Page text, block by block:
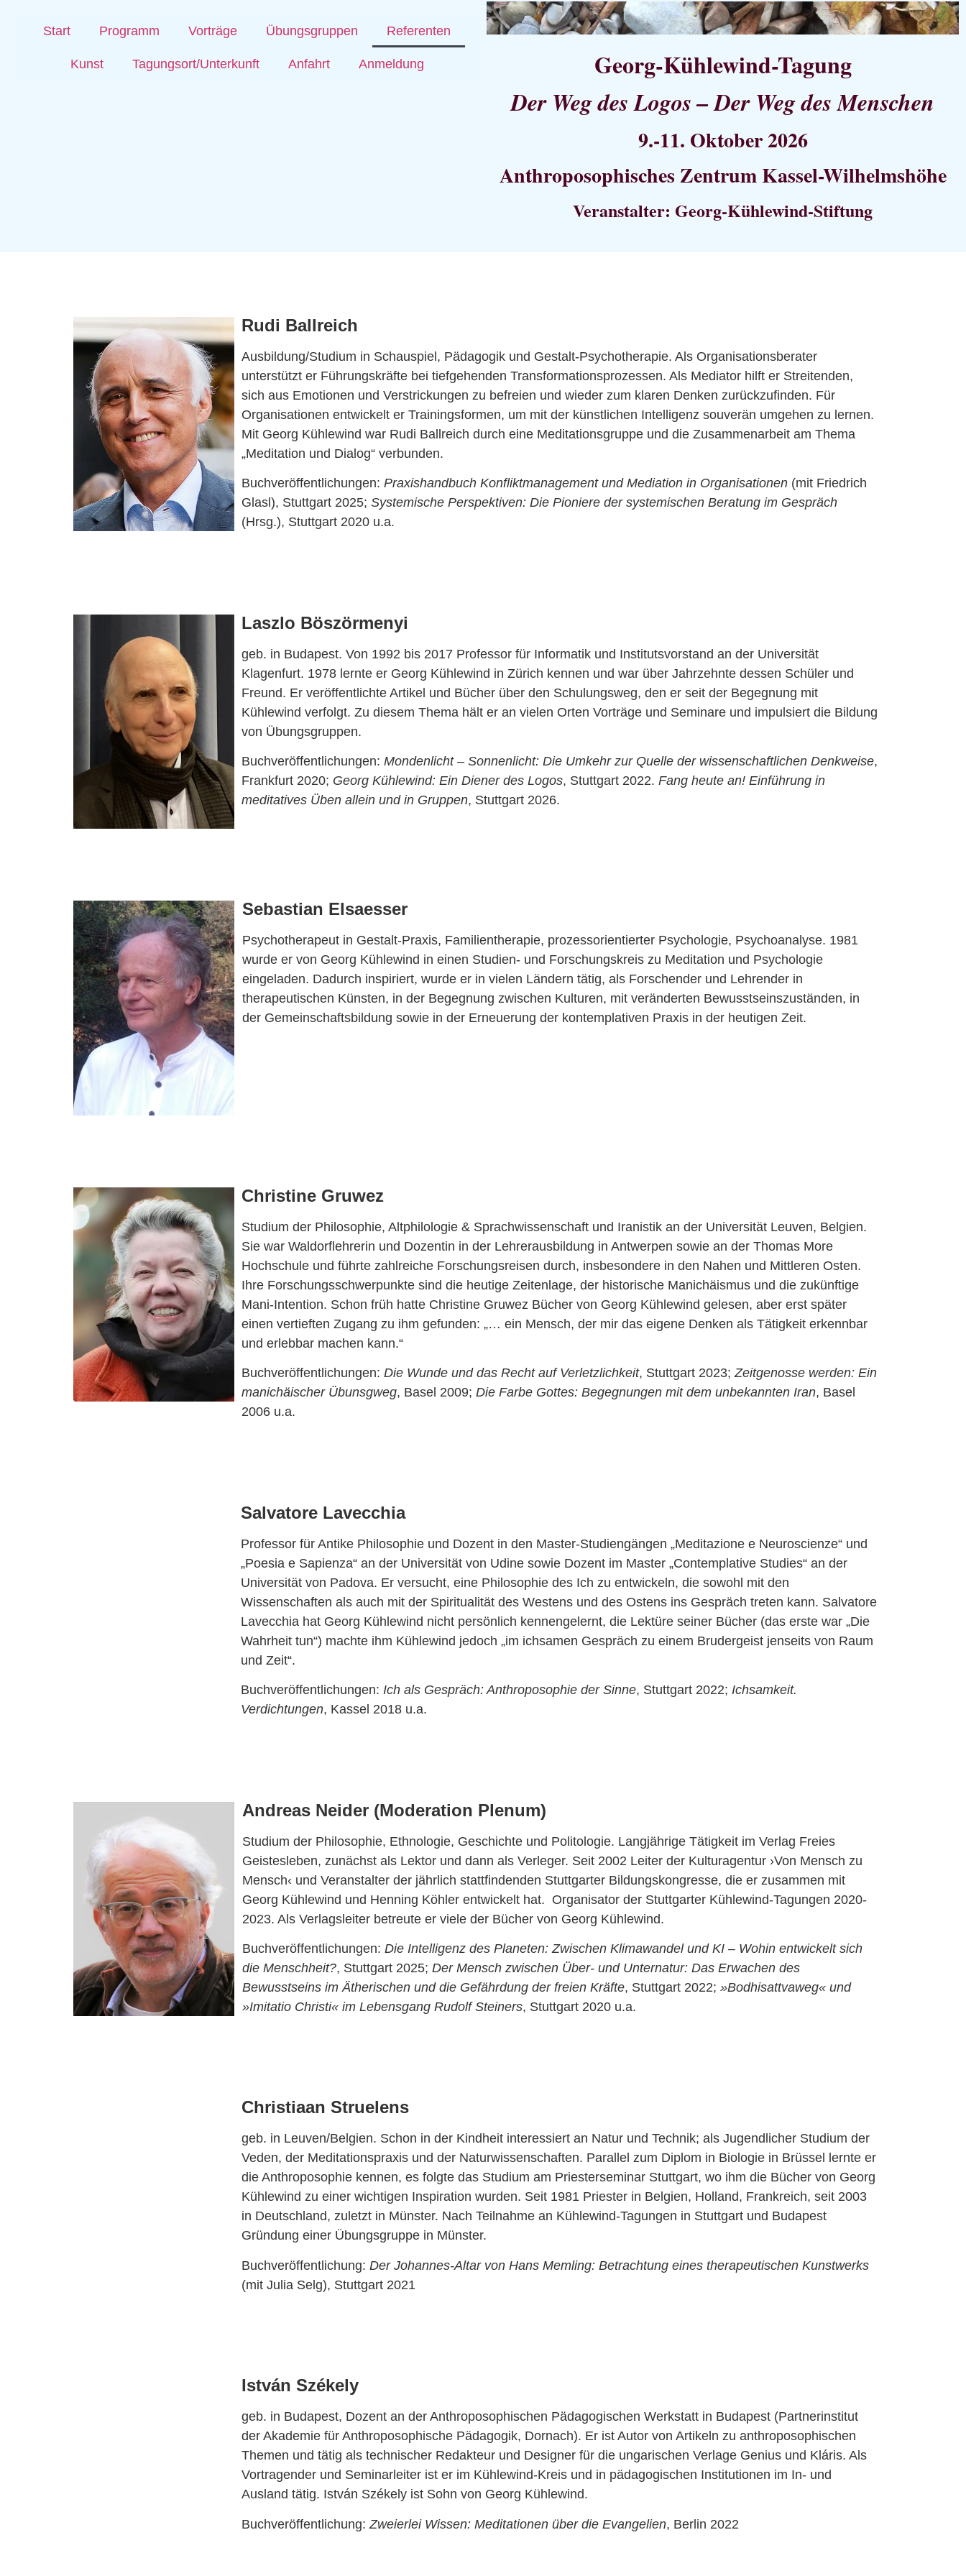
Start Programm Vorträge Übungsgruppen Referenten
Kunst Tagungsort/Unterkunft Anfahrt Anmeldung Georg-Kühlewind-Tagung
Der Weg des Logos – Der Weg des Menschen
9.-11. Oktober 2026
Anthroposophisches Zentrum Kassel-Wilhelmshöhe
Veranstalter: Georg-Kühlewind-Stiftung
Rudi Ballreich
Ausbildung/Studium in Schauspiel, Pädagogik und Gestalt-Psychotherapie. Als Organisationsberater
unterstützt er Führungskräfte bei tiefgehenden Transformationsprozessen. Als Mediator hilft er Streitenden,
sich aus Emotionen und Verstrickungen zu befreien und wieder zum klaren Denken zurückzufinden. Für
Organisationen entwickelt er Trainingsformen, um mit der künstlichen Intelligenz souverän umgehen zu lernen.
Mit Georg Kühlewind war Rudi Ballreich durch eine Meditationsgruppe und die Zusammenarbeit am Thema
„Meditation und Dialog“ verbunden.
Buchveröffentlichungen:Praxishandbuch Konfliktmanagement und Mediation in Organisationen (mit Friedrich
Glasl), Stuttgart 2025;Systemische Perspektiven: Die Pioniere der systemischen Beratung im Gespräch
(Hrsg.), Stuttgart 2020 u.a.
Laszlo Böszörmenyi
geb. in Budapest. Von 1992 bis 2017 Professor für Informatik und Institutsvorstand an der Universität
Klagenfurt. 1978 lernte er Georg Kühlewind in Zürich kennen und war über Jahrzehnte dessen Schüler und
Freund. Er veröffentlichte Artikel und Bücher über den Schulungsweg, den er seit der Begegnung mit
Kühlewind verfolgt. Zu diesem Thema hält er an vielen Orten Vorträge und Seminare und impulsiert die Bildung
von Übungsgruppen.
Buchveröffentlichungen:Mondenlicht – Sonnenlicht: Die Umkehr zur Quelle der wissenschaftlichen Denkweise,
Frankfurt 2020; Georg Kühlewind: Ein Diener des Logos, Stuttgart 2022.Fang heute an! Einführung in
meditatives Üben allein und in Gruppen, Stuttgart 2026.
Sebastian Elsaesser
Psychotherapeut in Gestalt-Praxis, Familientherapie, prozessorientierter Psychologie, Psychoanalyse. 1981
wurde er von Georg Kühlewind in einen Studien- und Forschungskreis zu Meditation und Psychologie
eingeladen. Dadurch inspiriert, wurde er in vielen Ländern tätig, als Forschender und Lehrender in
therapeutischen Künsten, in der Begegnung zwischen Kulturen, mit veränderten Bewusstseinszuständen, in
der Gemeinschaftsbildung sowie in der Erneuerung der kontemplativen Praxis in der heutigen Zeit.
Christine Gruwez
Studium der Philosophie, Altphilologie & Sprachwissenschaft und Iranistik an der Universität Leuven, Belgien.
Sie war Waldorflehrerin und Dozentin in der Lehrerausbildung in Antwerpen sowie an der Thomas More
Hochschule und führte zahlreiche Forschungsreisen durch, insbesondere in den Nahen und Mittleren Osten.
Ihre Forschungsschwerpunkte sind die heutige Zeitenlage, der historische Manichäismus und die zukünftige
Mani-Intention. Schon früh hatte Christine Gruwez Bücher von Georg Kühlewind gelesen, aber erst später
einen vertieften Zugang zu ihm gefunden: „… ein Mensch, der mir das eigene Denken als Tätigkeit erkennbar
und erlebbar machen kann.“
Buchveröffentlichungen:Die Wunde und das Recht auf Verletzlichkeit, Stuttgart 2023;Zeitgenosse werden: Ein
manichäischer Übunsgweg, Basel 2009;Die Farbe Gottes: Begegnungen mit dem unbekannten Iran, Basel
2006 u.a.
Salvatore Lavecchia
Professor für Antike Philosophie und Dozent in den Master-Studiengängen „Meditazione e Neuroscienze“ und
„Poesia e Sapienza“ an der Universität von Udine sowie Dozent im Master „Contemplative Studies“ an der
Universität von Padova. Er versucht, eine Philosophie des Ich zu entwickeln, die sowohl mit den
Wissenschaften als auch mit der Spiritualität des Westens und des Ostens ins Gespräch treten kann. Salvatore
Lavecchia hat Georg Kühlewind nicht persönlich kennengelernt, die Lektüre seiner Bücher (das erste war „Die
Wahrheit tun“) machte ihm Kühlewind jedoch „im ichsamen Gespräch zu einem Brudergeist jenseits von Raum
und Zeit“.
Buchveröffentlichungen: Ich als Gespräch: Anthroposophie der Sinne, Stuttgart 2022; Ichsamkeit.
Verdichtungen, Kassel 2018 u.a.
Andreas Neider (Moderation Plenum)
Studium der Philosophie, Ethnologie, Geschichte und Politologie. Langjährige Tätigkeit im Verlag Freies
Geistesleben, zunächst als Lektor und dann als Verleger. Seit 2002 Leiter der Kulturagentur ›Von Mensch zu
Mensch‹ und Veranstalter der jährlich stattfindenden Stuttgarter Bildungskongresse, die er zusammen mit
Georg Kühlewind und Henning Köhler entwickelt hat. Organisator der Stuttgarter Kühlewind-Tagungen 2020-
2023. Als Verlagsleiter betreute er viele der Bücher von Georg Kühlewind.
Buchveröffentlichungen:Die Intelligenz des Planeten: Zwischen Klimawandel und KI – Wohin entwickelt sich
die Menschheit?, Stuttgart 2025;Der Mensch zwischen Über- und Unternatur: Das Erwachen des
Bewusstseins im Ätherischen und die Gefährdung der freien Kräfte, Stuttgart 2022;»Bodhisattvaweg« und
»Imitatio Christi« im Lebensgang Rudolf Steiners, Stuttgart 2020 u.a.
Christiaan Struelens
geb. in Leuven/Belgien. Schon in der Kindheit interessiert an Natur und Technik; als Jugendlicher Studium der
Veden, der Meditationspraxis und der Naturwissenschaften. Parallel zum Diplom in Biologie in Brüssel lernte er
die Anthroposophie kennen, es folgte das Studium am Priesterseminar Stuttgart, wo ihm die Bücher von Georg
Kühlewind zu einer wichtigen Inspiration wurden. Seit 1981 Priester in Belgien, Holland, Frankreich, seit 2003
in Deutschland, zuletzt in Münster. Nach Teilnahme an Kühlewind-Tagungen in Stuttgart und Budapest
Gründung einer Übungsgruppe in Münster.
Buchveröffentlichung:Der Johannes-Altar von Hans Memling: Betrachtung eines therapeutischen Kunstwerks
(mit Julia Selg), Stuttgart 2021
István Székely
geb. in Budapest, Dozent an der Anthroposophischen Pädagogischen Werkstatt in Budapest (Partnerinstitut
der Akademie für Anthroposophische Pädagogik, Dornach). Er ist Autor von Artikeln zu anthroposophischen
Themen und tätig als technischer Redakteur und Designer für die ungarischen Verlage Genius und Kláris. Als
Vortragender und Seminarleiter ist er im Kühlewind-Kreis und in pädagogischen Institutionen im In- und
Ausland tätig. István Székely ist Sohn von Georg Kühlewind.
Buchveröffentlichung:Zweierlei Wissen: Meditationen über die Evangelien, Berlin 2022